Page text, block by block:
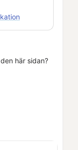
här sidan?